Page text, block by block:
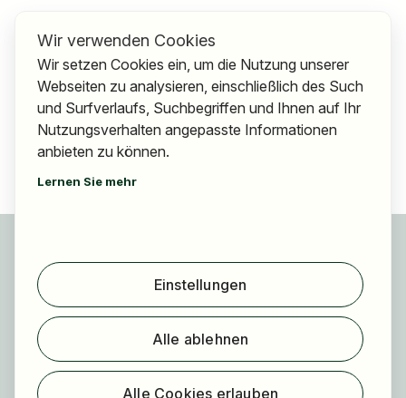
Jobs finden
Arbeitgeber finden
Registrierung
Für Arbeitgeber
Wir verwenden Cookies
Wir setzen Cookies ein, um die Nutzung unserer
Webseiten zu analysieren, einschließlich des Such
und Surfverlaufs, Suchbegriffen und Ihnen auf Ihr
Nutzungsverhalten angepasste Informationen
anbieten zu können.
Lernen Sie mehr
Einstellungen
Alle ablehnen
Alle Cookies erlauben